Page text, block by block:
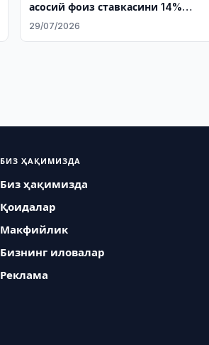
асосий фоиз ставкасини 14%
даражасида сақлаб қолди
29/07/2026
БИЗ ҲАҚИМИЗДА
Биз ҳақимизда
Қоидалар
Макфийлик
Бизнинг иловалар
Реклама